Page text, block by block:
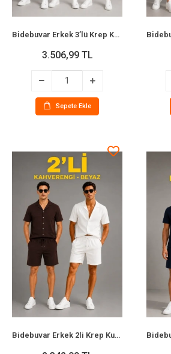
Bidebuvar Erkek 3’lü Krep Kumaş Cepli Gömlek Şort Takım Kısa Kollu Bağcıklı - Siyah , Lacivert , Kahverengi
3.506,99 TL
Sepete Ekle
Bidebuvar Erkek 2li Krep Kumaş Cepli Gömlek Şort Takım Kısa Kollu Bağcıklı - Kahverengi - Beyaz